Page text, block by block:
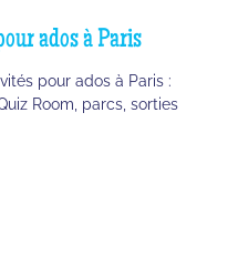
ados à Paris
pour ados à Paris :
Room, parcs, sorties